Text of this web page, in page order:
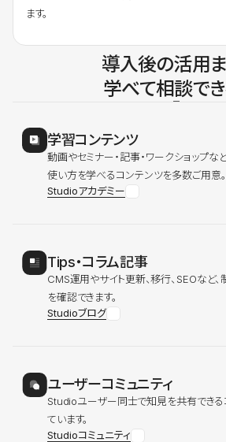
ます。
導入後の活用ま
学べて相談でき
学習コンテンツ
動画やセミナー・記事・ワークショップなど
使い方を学べるコンテンツを多数ご用意。
Studioアカデミー
Tips・コラム記事
CMS運用やサイト更新、移行、SEOなど
を確認できます。
Studioブログ
ユーザーコミュニティ
Studioユーザー同士で知見を共有できる
ています。
Studioコミュニティ